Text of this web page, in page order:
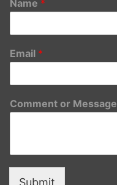
Name *
Email *
Comment or Message
Submit